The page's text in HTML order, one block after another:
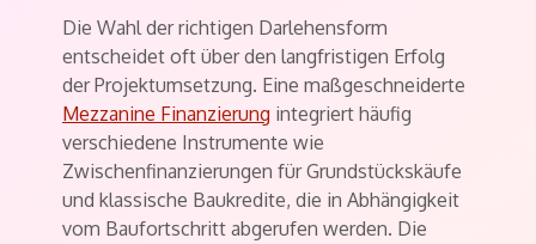
Die Wahl der richtigen Darlehensform
entscheidet oft über den langfristigen Erfolg
der Projektumsetzung. Eine maßgeschneiderte
Mezzanine Finanzierung integriert häufig
verschiedene Instrumente wie
Zwischenfinanzierungen für Grundstückskäufe
und klassische Baukredite, die in Abhängigkeit
vom Baufortschritt abgerufen werden. Die